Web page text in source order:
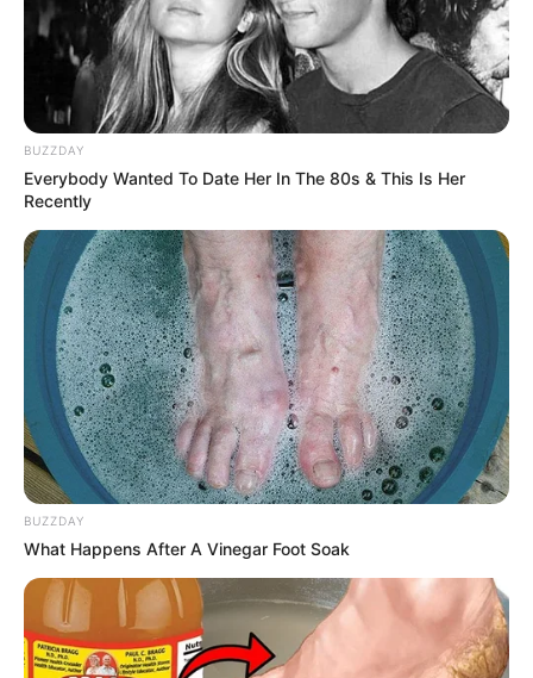
BUZZDAY
Everybody Wanted To Date Her In The 80s & This Is Her
Recently
BUZZDAY
What Happens After A Vinegar Foot Soak